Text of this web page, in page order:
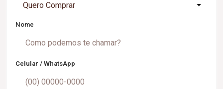
Quero Comprar
Nome
Celular / WhatsApp